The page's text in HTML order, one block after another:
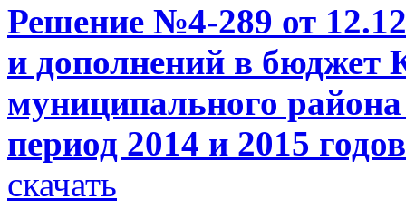
Решение №4-289 от
и дополнений в бюджет
муниципального
период 2014 и 2015 годов
скачать